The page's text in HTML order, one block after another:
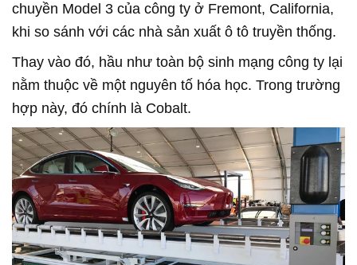
chuyền Model 3 của công ty ở Fremont, California,
khi so sánh với các nhà sản xuất ô tô truyền thống.
Thay vào đó, hầu như toàn bộ sinh mạng công ty lại
nằm thuộc về một nguyên tố hóa học. Trong trường
hợp này, đó chính là Cobalt.